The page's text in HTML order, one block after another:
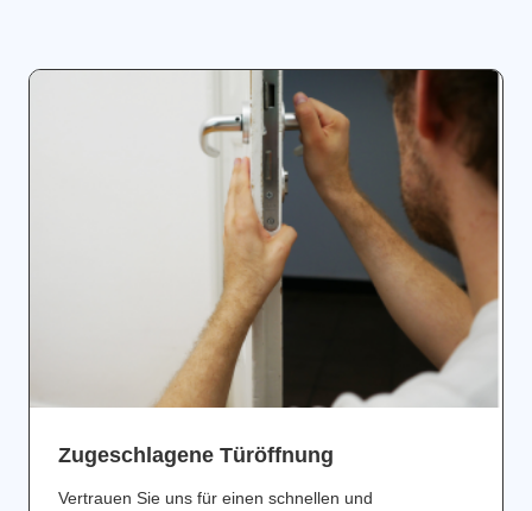
Zugeschlagene Türöffnung
Vertrauen Sie uns für einen schnellen und